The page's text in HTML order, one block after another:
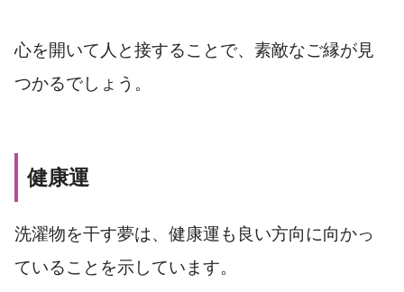
心を開いて人と接することで、素敵なご縁が見
つかるでしょう。
健康運
洗濯物を干す夢は、健康運も良い方向に向かっ
ていることを示しています。